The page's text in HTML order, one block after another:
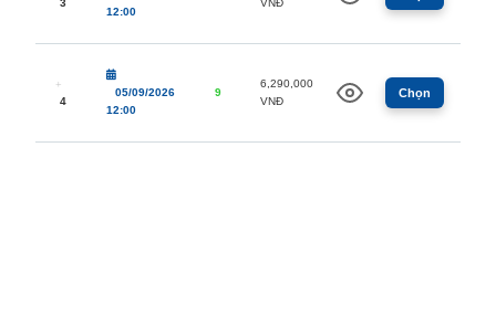
3
12:00
VNĐ
4
05/09/2026
12:00
9
6,290,000
VNĐ
Chọn